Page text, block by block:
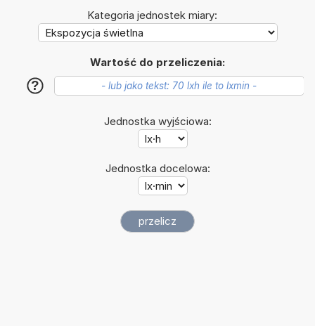
Kategoria jednostek miary:
Wartość do przeliczenia:
?
Jednostka wyjściowa:
Jednostka docelowa: